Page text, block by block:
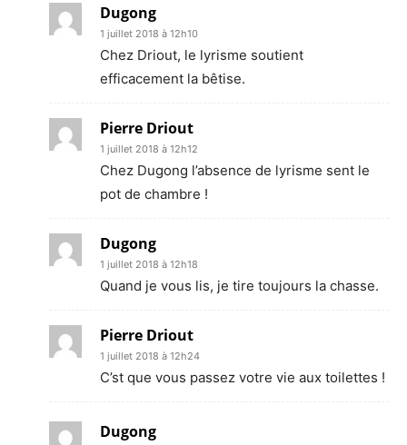
Dugong
1 juillet 2018 à 12h10
Chez Driout, le lyrisme soutient
efficacement la bêtise.
Pierre Driout
1 juillet 2018 à 12h12
Chez Dugong l’absence de lyrisme sent le
pot de chambre !
Dugong
1 juillet 2018 à 12h18
Quand je vous lis, je tire toujours la chasse.
Pierre Driout
1 juillet 2018 à 12h24
C’st que vous passez votre vie aux toilettes !
Dugong